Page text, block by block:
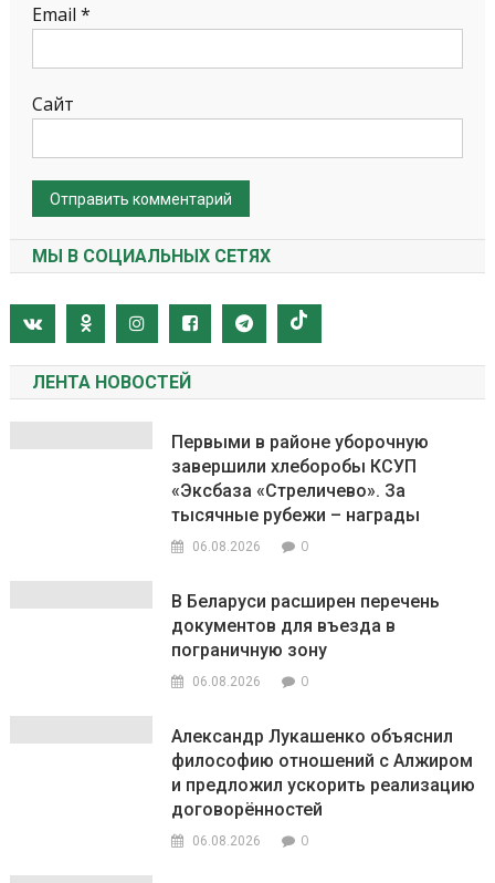
Email *
Сайт
МЫ В СОЦИАЛЬНЫХ СЕТЯХ
ЛЕНТА НОВОСТЕЙ
Первыми в районе уборочную
завершили хлеборобы КСУП
«Эксбаза «Стреличево». За
тысячные рубежи – награды
06.08.2026 0
В Беларуси расширен перечень
документов для въезда в
пограничную зону
06.08.2026 0
Александр Лукашенко объяснил
философию отношений с Алжиром
и предложил ускорить реализацию
договорённостей
06.08.2026 0